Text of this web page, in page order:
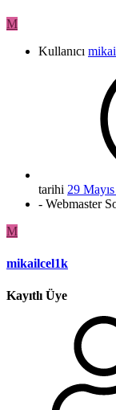
M
Kullanıcı
tarihi 29
- Webmaster
M
mikailcel1k
Kayıtlı Üye